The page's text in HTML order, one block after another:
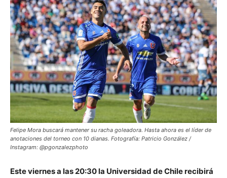
Felipe Mora buscará mantener su racha goleadora. Hasta ahora es el líder de
anotaciones del torneo con 10 dianas. Fotografía: Patricio González /
Instagram: @pgonzalezphoto
Este viernes a las 20:30 la Universidad de Chile recibirá